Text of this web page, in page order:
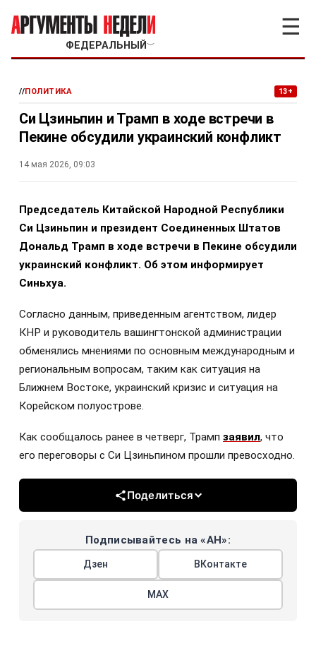
ФЕДЕРАЛЬНЫЙ ﹀
☰
//ПОЛИТИКА 13+
Си Цзиньпин и Трамп в ходе встречи в
Пекине обсудили украинский конфликт
14 мая 2026, 09:03
Председатель Китайской Народной Республики
Си Цзиньпин и президент Соединенных Штатов
Дональд Трамп в ходе встречи в Пекине обсудили
украинский конфликт. Об этом информирует
Синьхуа.
Согласно данным, приведенным агентством, лидер
КНР и руководитель вашингтонской администрации
обменялись мнениями по основным международным и
региональным вопросам, таким как ситуация на
Ближнем Востоке, украинский кризис и ситуация на
Корейском полуострове.
Как сообщалось ранее в четверг, Трамп заявил, что
его переговоры с Си Цзиньпином прошли превосходно.
Поделиться
Подписывайтесь на «АН»:
Дзен ВКонтакте
МАХ